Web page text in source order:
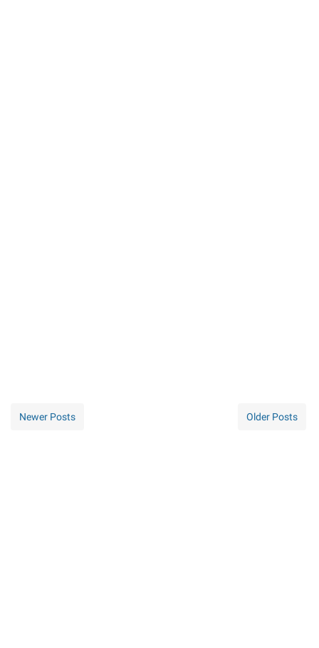
Newer Posts Older Posts